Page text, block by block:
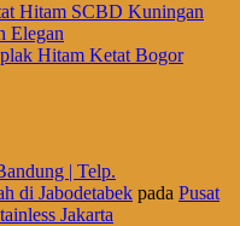
Hitam SCBD Kuningan
Elegan
Hitam Ketat Bogor
| Telp.
di Jabodetabek pada Pusat
Jakarta